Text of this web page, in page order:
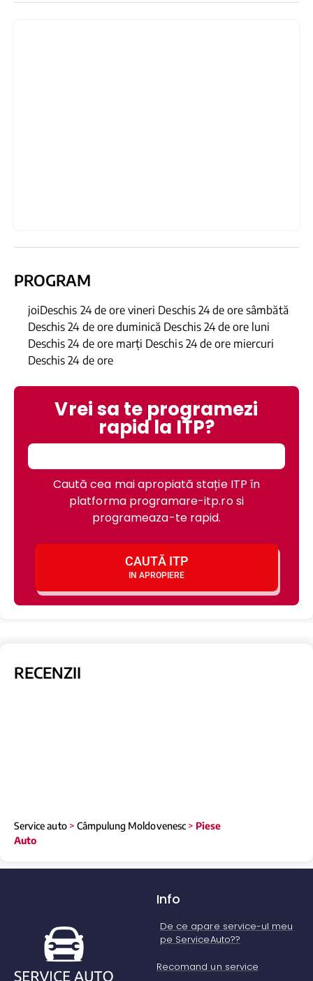
PROGRAM
joiDeschis 24 de ore vineri Deschis 24 de ore sâmbătă
Deschis 24 de ore duminică Deschis 24 de ore luni
Deschis 24 de ore marți Deschis 24 de ore miercuri
Deschis 24 de ore
Vrei sa te programezi
rapid la ITP?
Caută cea mai apropiată stație ITP în
platforma programare-itp.ro si
programeaza-te rapid.
CAUTĂ ITP
IN APROPIERE
RECENZII
Service auto> Câmpulung Moldovenesc> Piese
Auto
Info
De ce apare service-ul meu
pe ServiceAuto??
Recomand un service